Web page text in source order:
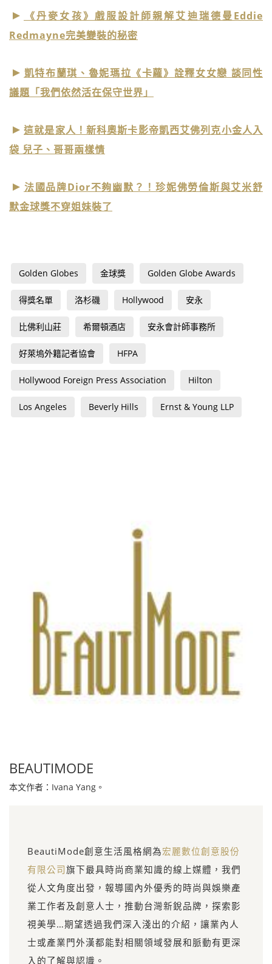
《丹麥女孩》戲服設計師親解艾迪瑞德曼Eddie
Redmayne完美變裝的秘密
凱特布蘭琪、魯妮瑪拉《卡蘿》詮釋女女戀 談同性
議題「我們依然活在保守世界」
這就是家人！新科奧斯卡影帝凱西艾佛列克小金人入
袋 兒子、哥哥兩樣情
法國品牌Dior不夠幽默？！珍妮佛勞倫斯與艾米舒
默金球獎不穿姐妹裝了
Golden Globes 金球獎 Golden Globe Awards
得獎名單 洛杉磯 Hollywood 安永
比佛利山莊 希爾頓酒店 安永會計師事務所
好萊塢外籍記者協會 HFPA
Hollywood Foreign Press Association Hilton
Los Angeles Beverly Hills Ernst & Young LLP
BEAUTIMODE
本文作者：Ivana Yang。
BeautiMode創意生活風格網為宏麗數位創意股份
有限公司旗下最具時尚商業知識的線上媒體，我們
從人文角度出發，報導國內外優秀的時尚與娛樂產
業工作者及創意人士，推動台灣新銳品牌，探索影
視美學…期望透過我們深入淺出的介紹，讓業內人
士或產業門外漢都能對相關領域發展和脈動有更深
入的了解與認識。